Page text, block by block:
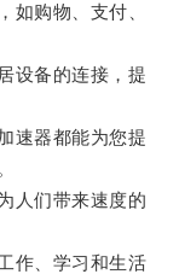
购物、支付、
备的连接，提
器都能为您提
们带来速度的
作、学习和生活